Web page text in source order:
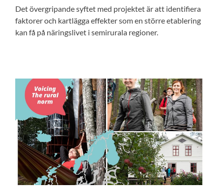
Det övergripande syftet med projektet är att identifiera
faktorer och kartlägga effekter som en större etablering
kan få på näringslivet i semirurala regioner.